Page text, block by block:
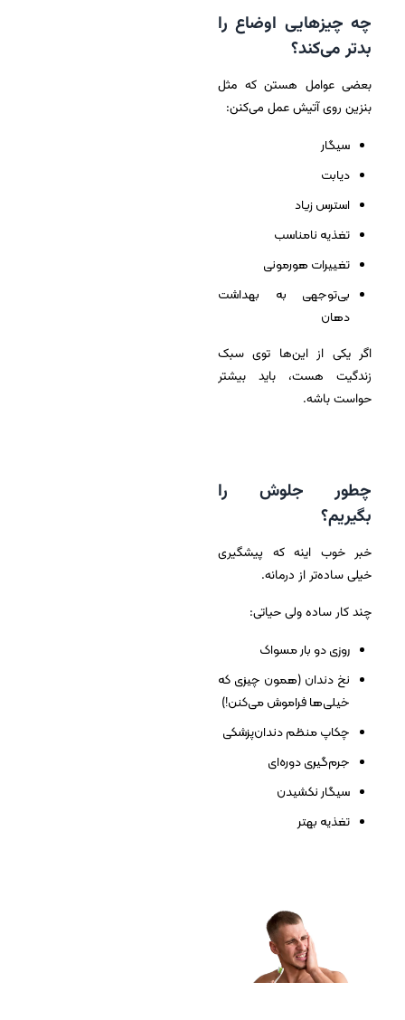
چه چیزهایی اوضاع را
بدتر می‌کند؟
بعضی عوامل هستن که مثل
بنزین روی آتیش عمل می‌کنن:
سیگار
دیابت
استرس زیاد
تغذیه نامناسب
تغییرات هورمونی
بی‌توجهی به بهداشت
دهان
اگر یکی از این‌ها توی سبک
زندگیت هست، باید بیشتر
حواست باشه.
چطور جلوش را
بگیریم؟
خبر خوب اینه که پیشگیری
خیلی ساده‌تر از درمانه.
چند کار ساده ولی حیاتی:
روزی دو بار مسواک
نخ دندان (همون چیزی که
خیلی‌ها فراموش می‌کنن!)
چکاپ منظم دندان‌پزشکی
جرم‌گیری دوره‌ای
سیگار نکشیدن
تغذیه بهتر